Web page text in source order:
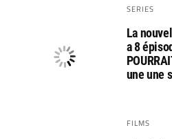
SERIES
La
a 8
une une
FILMS